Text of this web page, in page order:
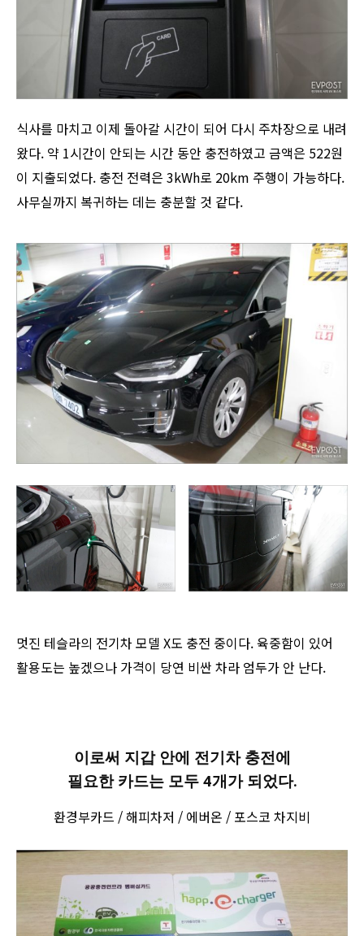
식사를 마치고 이제 돌아갈 시간이 되어 다시 주차장으로 내려
왔다. 약 1시간이 안되는 시간 동안 충전하였고 금액은 522원
이 지출되었다. 충전 전력은 3kWh로 20km 주행이 가능하다.
사무실까지 복귀하는 데는 충분할 것 같다.
멋진 테슬라의 전기차 모델 X도 충전 중이다. 육중함이 있어
활용도는 높겠으나 가격이 당연 비싼 차라 엄두가 안 난다.
이로써 지갑 안에 전기차 충전에
필요한 카드는 모두 4개가 되었다.
환경부카드 / 해피차저 / 에버온 / 포스코 차지비